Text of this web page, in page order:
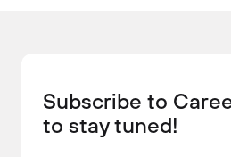
Subscribe to
to stay tuned!